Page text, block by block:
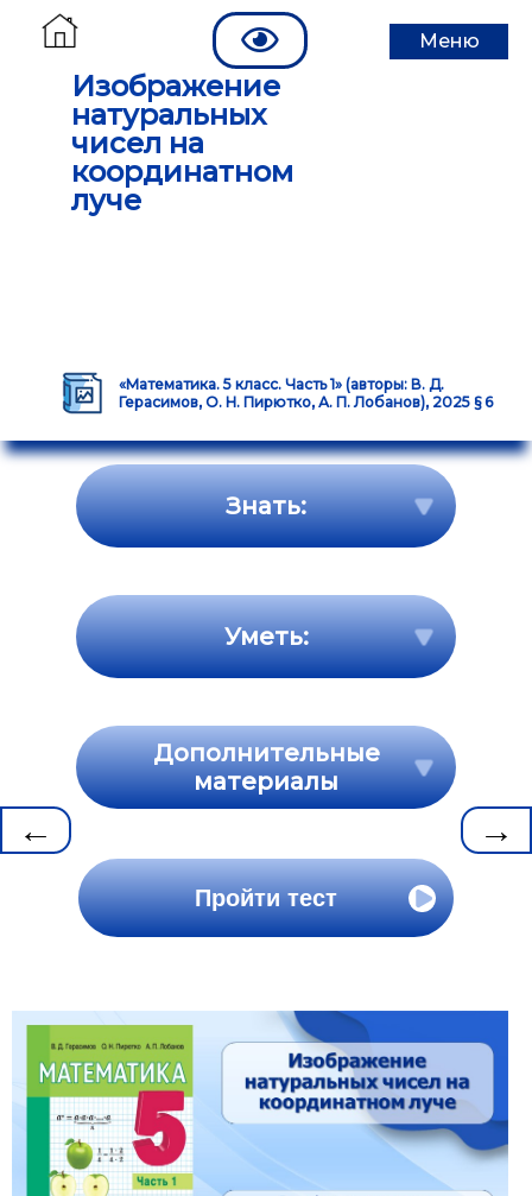
Изображение
натуральных
чисел на
координатном
луче
Меню
«Математика. 5 класс. Часть 1» (авторы: В. Д.
Герасимов, О. Н. Пирютко, А. П. Лобанов), 2025 § 6
← →
Знать:
Уметь:
Дополнительные
материалы
Пройти тест